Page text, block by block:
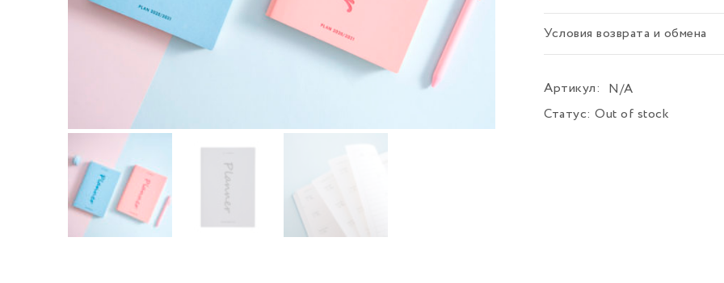
Условия возврата и обмена
Артикул:
N/A
Статус: Out of stock